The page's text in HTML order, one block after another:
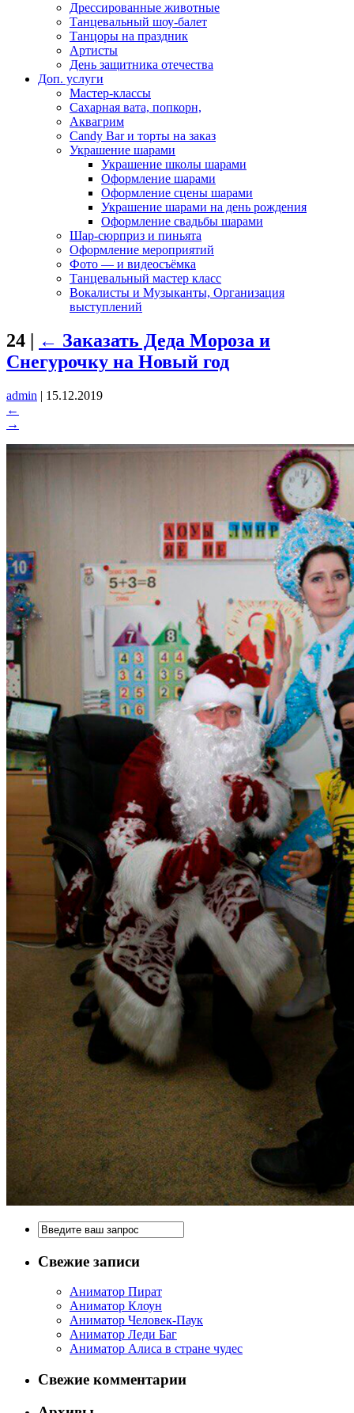
Дрессированные животные
Танцевальный шоу-балет
Танцоры на праздник
Артисты
День защитника отечества
Доп. услуги
Мастер-классы
Сахарная вата, попкорн,
Аквагрим
Candy Bar и торты на заказ
Украшение шарами
Украшение школы шарами
Оформление шарами
Оформление сцены шарами
Украшение шарами на день рождения
Оформление свадьбы шарами
Шар-сюрприз и пиньята
Оформление мероприятий
Фото — и видеосъёмка
Танцевальный мастер класс
Вокалисты и Музыканты, Организация
выступлений
24 | ← Заказать Деда Мороза и
Снегурочку на Новый год
admin | 15.12.2019
←
→
Свежие записи
Аниматор Пират
Аниматор Клоун
Аниматор Человек-Паук
Аниматор Леди Баг
Аниматор Алиса в стране чудес
Свежие комментарии